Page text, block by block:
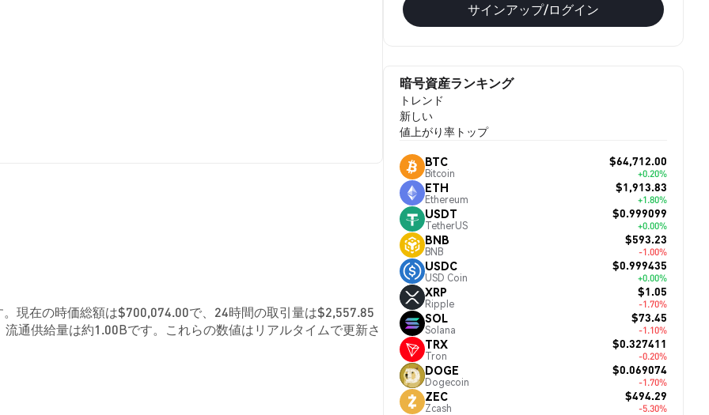
現在の時価総額は$700,074.00で、24時間の取引量は$2,557.85
流通供給量は約1.00Bです。これらの数値はリアルタイムで更新さ
サインアップ/ログイン
暗号資産ランキング
トレンド
新しい
値上がり率トップ
BTC
Bitcoin
$64,712.00
+0.20%
ETH
Ethereum
$1,913.83
+1.80%
USDT
TetherUS
$0.999099
+0.00%
BNB
BNB
$593.23
-1.00%
USDC
USD Coin
$0.999435
+0.00%
XRP
Ripple
$1.05
-1.70%
SOL
Solana
$73.45
-1.10%
TRX
Tron
$0.327411
-0.20%
DOGE
Dogecoin
$0.069074
-1.70%
ZEC
Zcash
$494.29
-5.30%